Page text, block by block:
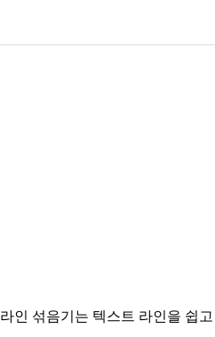
라인 섞음기는 텍스트 라인을 쉽